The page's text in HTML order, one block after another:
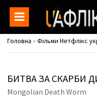
Головна » Фільми Нетфлікс
БИТВА ЗА СКАРБИ
Mongolian Death Worm